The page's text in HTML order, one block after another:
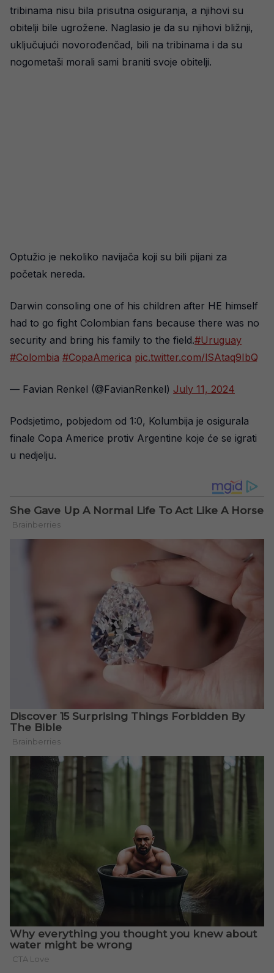
tribinama nisu bila prisutna osiguranja, a njihovi su
obitelji bile ugrožene. Naglasio je da su njihovi bližnji,
uključujući novorođenčad, bili na tribinama i da su
nogometaši morali sami braniti svoje obitelji.
Optužio je nekoliko navijača koji su bili pijani za
početak nereda.
Darwin consoling one of his children after HE himself
had to go fight Colombian fans because there was no
security and bring his family to the field.#Uruguay
#Colombia #CopaAmerica pic.twitter.com/lSAtaq9IbQ
— Favian Renkel (@FavianRenkel) July 11, 2024
Podsjetimo, pobjedom od 1:0, Kolumbija je osigurala
finale Copa Americe protiv Argentine koje će se igrati
u nedjelju.